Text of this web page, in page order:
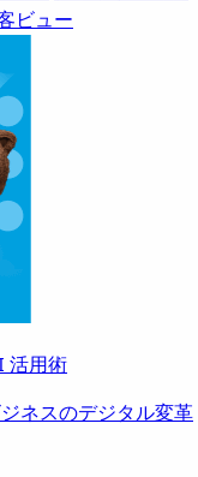
ビュー
活用術
ネスのデジタル変革